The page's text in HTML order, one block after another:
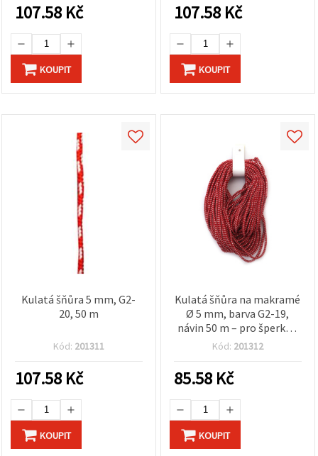
107.58 Kč
KOUPIT
107.58 Kč
KOUPIT
Kulatá šňůra 5 mm, G2-
20, 50 m
Kód: 201311
107.58 Kč
KOUPIT
Kulatá šňůra na makramé
Ø 5 mm, barva G2-19,
návin 50 m – pro šperky a
dekorace
Kód: 201312
85.58 Kč
KOUPIT